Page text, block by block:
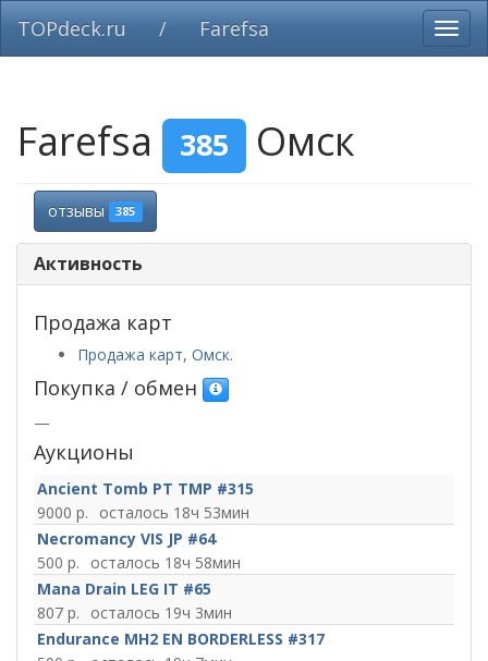
TOPdeck.ru / Farefsa
Farefsa 385 Омск
отзывы 385
Активность
Продажа карт
Продажа карт, Омск.
Покупка / обмен
—
Аукционы
Ancient Tomb PT TMP #315
9000
18ч 53мин
Necromancy VIS JP #64
500
18ч 58мин
Mana Drain LEG IT #65
807
19ч 3мин
Endurance MH2 EN BORDERLESS #317